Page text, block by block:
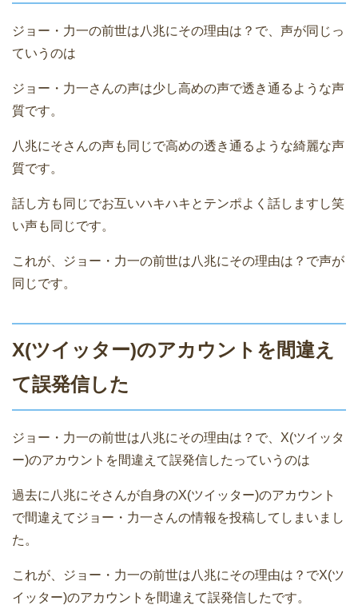
ジョー・力一の前世は八兆にその理由は？で、声が同じっ
ていうのは
ジョー・力一さんの声は少し高めの声で透き通るような声
質です。
八兆にそさんの声も同じで高めの透き通るような綺麗な声
質です。
話し方も同じでお互いハキハキとテンポよく話しますし笑
い声も同じです。
これが、ジョー・力一の前世は八兆にその理由は？で声が
同じです。
X(ツイッター)のアカウントを間違え
て誤発信した
ジョー・力一の前世は八兆にその理由は？で、X(ツイッタ
ー)のアカウントを間違えて誤発信したっていうのは
過去に八兆にそさんが自身のX(ツイッター)のアカウント
で間違えてジョー・力一さんの情報を投稿してしまいまし
た。
これが、ジョー・力一の前世は八兆にその理由は？でX(ツ
イッター)のアカウントを間違えて誤発信したです。